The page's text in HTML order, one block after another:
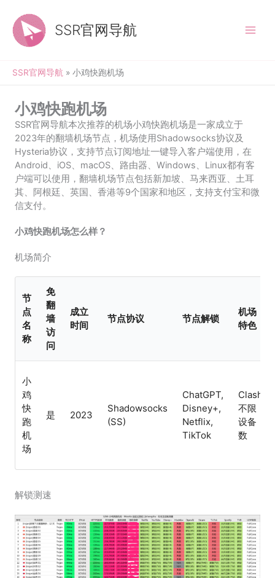
SSR官网导航
SSR官网导航 » 小鸡快跑机场
小鸡快跑机场
SSR官网导航本次推荐的机场小鸡快跑机场是一家成立于
2023年的翻墙机场节点，机场使用Shadowsocks协议及
Hysteria协议，支持节点订阅地址一键导入客户端使用，在
Android、iOS、macOS、路由器、Windows、Linux都有客
户端可以使用，翻墙机场节点包括新加坡、马来西亚、土耳
其、阿根廷、英国、香港等9个国家和地区，支持支付宝和微
信支付。
小鸡快跑机场怎么样？
机场简介
节
点
名
称
免
翻
墙
访
问
成立
时间
节点协议 节点解锁
机场
特色
小
鸡
快
跑
机
场
是 2023
Shadowsocks
(SS)
ChatGPT,
Disney+,
Netflix,
TikTok
Clash,
不限
设备
数
解锁测速